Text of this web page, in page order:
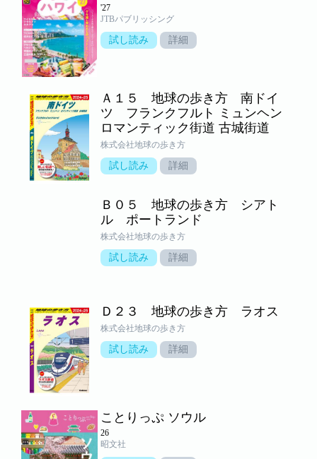
'27
JTBパブリッシング
試し読み 詳細
Ａ１５ 地球の歩き方 南ドイ
ツ フランクフルト ミュンヘン
ロマンティック街道 古城街道
株式会社地球の歩き方
試し読み 詳細
Ｂ０５ 地球の歩き方 シアト
ル ポートランド
株式会社地球の歩き方
試し読み 詳細
Ｄ２３ 地球の歩き方 ラオス
株式会社地球の歩き方
試し読み 詳細
ことりっぷ ソウル
26
昭文社